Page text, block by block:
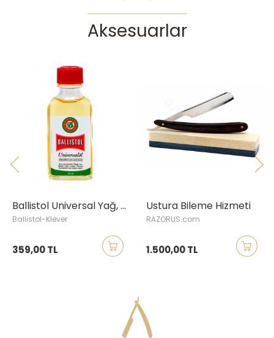
temizleyip kurulayarak saklamanız gerekmektedir. Asla nemli
bırakılmaması gereken usturanız, uzun süre kullanmayacağı
zamanlarda mutlaka ince bir yağ tabakasıyla korunmaya alınmalıdır.
deneyimi olmayan kişilerin elinde ustura ciddi kazalara ve
yaralanmalara yol açabilir. Islak tıraşı seven ancak yeterince deneyim
sahibi olmayan bir kullanıcıysanız
gezdirmenizi tavsiye ederiz.
***Sadece ustura gönderilmektedir; stantlı resim görsel amaçlı
Aksesuarlar
Ballistol Universal Yağ, 50 ml
Ballistol-Klever
359,00 TL
Ustura Bileme Hizmeti
RAZORUS.com
1.500,00 TL